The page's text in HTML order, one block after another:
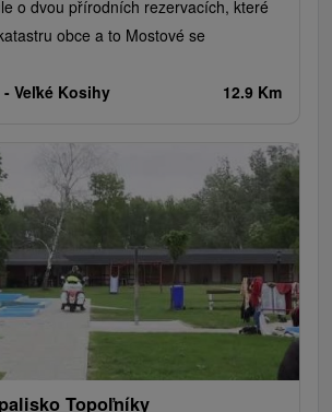
o dvou přírodních rezervacích, které
obce a to Mostové se
Veľké Kosihy 12.9 Km
Topoľníky